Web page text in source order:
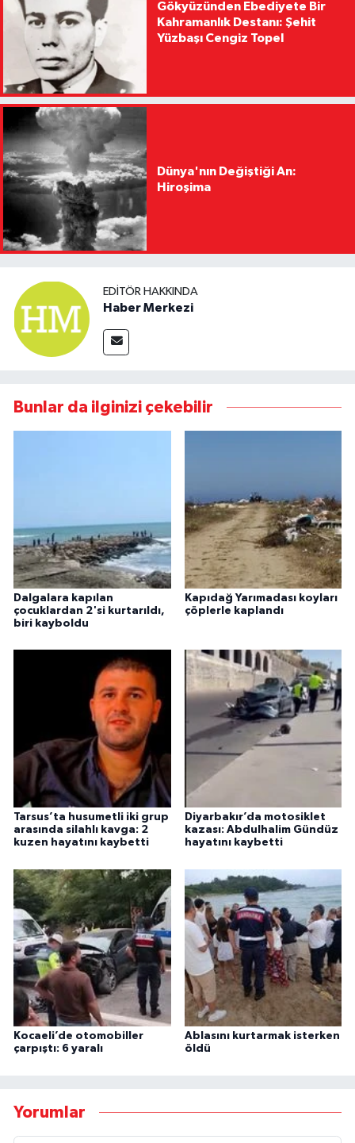
Gökyüzünden Ebediyete Bir
Kahramanlık Destanı: Şehit
Yüzbaşı Cengiz Topel
Dünya'nın Değiştiği An:
Hiroşima
EDITÖR HAKKINDA
Haber Merkezi
Bunlar da ilginizi çekebilir
Dalgalara kapılan
çocuklardan 2'si kurtarıldı,
biri kayboldu
Kapıdağ Yarımadası koyları
çöplerle kaplandı
Tarsus’ta husumetli iki grup
arasında silahlı kavga: 2
kuzen hayatını kaybetti
Diyarbakır’da motosiklet
kazası: Abdulhalim Gündüz
hayatını kaybetti
Kocaeli’de otomobiller
çarpıştı: 6 yaralı
Ablasını kurtarmak isterken
öldü
Yorumlar